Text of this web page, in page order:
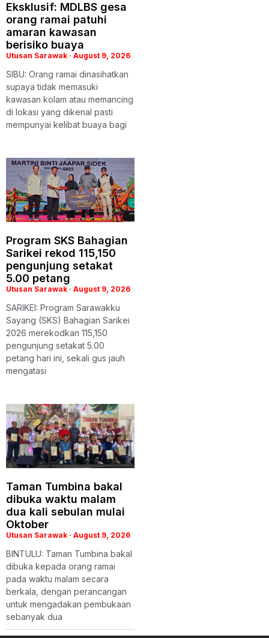
Eksklusif: MDLBS gesa
orang ramai patuhi
amaran kawasan
berisiko buaya
Utusan Sarawak August 9, 2026
SIBU: Orang ramai dinasihatkan
supaya tidak memasuki
kawasan kolam atau memancing
di lokasi yang dikenal pasti
mempunyai kelibat buaya bagi
Program SKS Bahagian
Sarikei rekod 115,150
pengunjung setakat
5.00 petang
Utusan Sarawak August 9, 2026
SARIKEI: Program Sarawakku
Sayang (SKS) Bahagian Sarikei
2026 merekodkan 115,150
pengunjung setakat 5.00
petang hari ini, sekali gus jauh
mengatasi
Taman Tumbina bakal
dibuka waktu malam
dua kali sebulan mulai
Oktober
Utusan Sarawak August 9, 2026
BINTULU: Taman Tumbina bakal
dibuka kepada orang ramai
pada waktu malam secara
berkala, dengan perancangan
untuk mengadakan pembukaan
sebanyak dua